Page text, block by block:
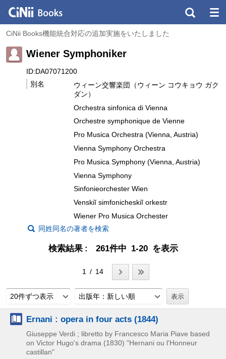
CiNii Books機能統合対応の追加実施をいたしました
Wiener Symphoniker
ID:DA07071200
別名
ウィーン交響楽団（ウィーン コウキョウ ガク
ダン）
Orchestra sinfonica di Vienna
Orchestre symphonique de Vienne
Pro Musica Orchestra (Vienna, Austria)
Vienna Symphony Orchestra
Pro Musica Symphony (Vienna, Austria)
Vienna Symphony
Sinfonieorchester Wien
Venskiĭ simfonicheskiĭ orkestr
Wiener Pro Musica Orchester
同姓同名の著者を検索
検索結果 261件中 1-20 を表示
1 / 14
20件ずつ表示 出版年：新しい順
Ernani : opera in four acts (1844)
Giuseppe Verdi ; libretto by Francesco Maria Piave based
on Victor Hugo's drama (1830) "Hernani ou l'Honneur
castillan"